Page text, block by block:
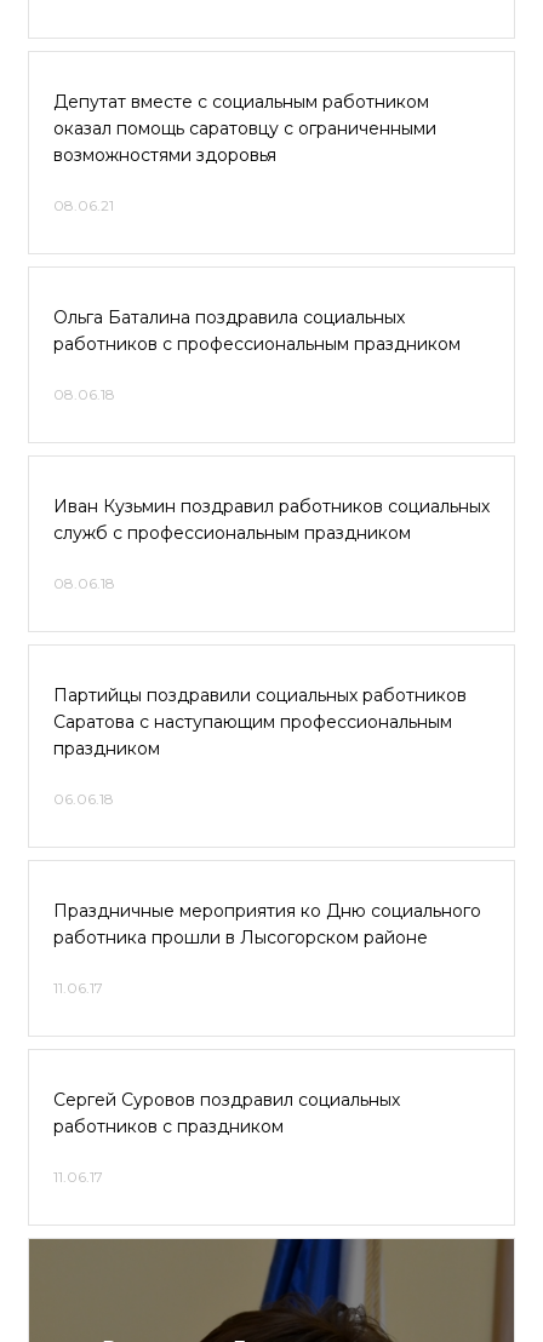
Депутат вместе с социальным работником
оказал помощь саратовцу с ограниченными
возможностями здоровья
08.06.21
Ольга Баталина поздравила социальных
работников с профессиональным праздником
08.06.18
Иван Кузьмин поздравил работников социальных
служб с профессиональным праздником
08.06.18
Партийцы поздравили социальных работников
Саратова с наступающим профессиональным
праздником
06.06.18
Праздничные мероприятия ко Дню социального
работника прошли в Лысогорском районе
11.06.17
Сергей Суровов поздравил социальных
работников с праздником
11.06.17